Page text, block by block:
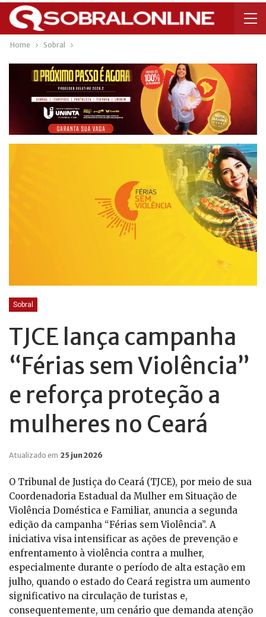
Home Sobral
Sobral
TJCE lança campanha
“Férias sem Violência”
e reforça proteção a
mulheres no Ceará
Atualizado em 25 jun 2026
O Tribunal de Justiça do Ceará (TJCE), por meio de sua
Coordenadoria Estadual da Mulher em Situação de
Violência Doméstica e Familiar, anuncia a segunda
edição da campanha “Férias sem Violência”. A
iniciativa visa intensificar as ações de prevenção e
enfrentamento à violência contra a mulher,
especialmente durante o período de alta estação em
julho, quando o estado do Ceará registra um aumento
significativo na circulação de turistas e,
consequentemente, um cenário que demanda atenção